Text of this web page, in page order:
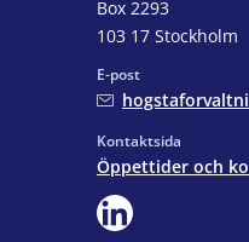
Box 2293
103 17 Stockholm
E-post
Kontaktsida
Öppettider och